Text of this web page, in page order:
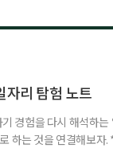
자리 탐험 노트
경험을 다시 해석하
하는 것을 연결해보